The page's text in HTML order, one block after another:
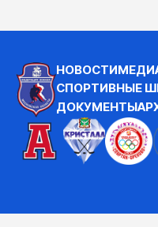
НОВОСТИ
СПОРТИВНЫЕ
ДОКУМЕНТЫ